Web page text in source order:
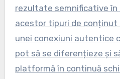
rezultate semnificative în
acestor tipuri de conținut
unei conexiuni autentice
pot să se diferențieze și
platformă în continuă